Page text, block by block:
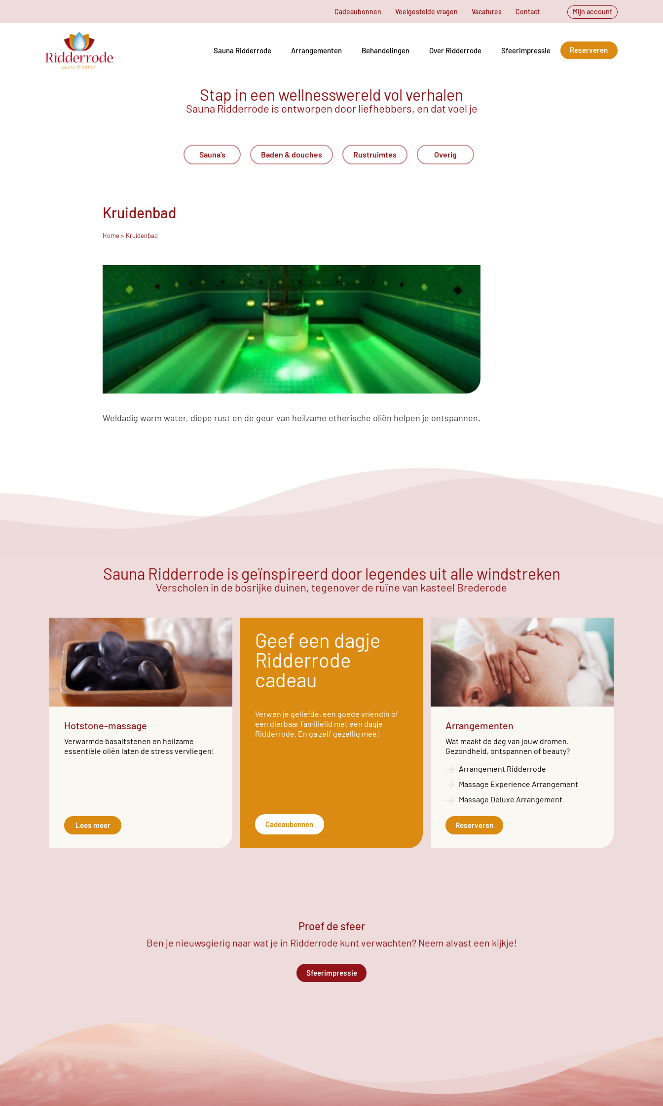
Cadeaubonnen Veelgestelde vragen Vacatures Contact Mijn account
Sauna Ridderrode Arrangementen Behandelingen Over Ridderrode Sfeerimpressie Reserveren
Stap in een wellnesswereld vol verhalen
Sauna Ridderrode is ontworpen door liefhebbers, en dat voel je
Sauna's Baden & douches Rustruimtes Overig
Kruidenbad
Home> Kruidenbad
Weldadig warm water, diepe rust en de geur van heilzame etherische oliën helpen je ontspannen.
Sauna Ridderrode is geïnspireerd door legendes uit alle windstreken
Verscholen in de bosrijke duinen, tegenover de ruïne van kasteel Brederode
Hotstone-massage
Verwarmde basaltstenen en heilzame
essentiële oliën laten de stress vervliegen!
Lees meer
Geef een dagje
Ridderrode
cadeau
Verwen je geliefde, een goede vriendin of
een dierbaar familielid met een dagje
Ridderrode. En ga zelf gezellig mee!
Cadeaubonnen
Arrangementen
Wat maakt de dag van jouw dromen.
Gezondheid, ontspannen of beauty?
Arrangement Ridderrode
Massage Experience Arrangement
Massage Deluxe Arrangement
Reserveren
Proef de sfeer
Ben je nieuwsgierig naar wat je in Ridderrode kunt verwachten? Neem alvast een kijkje!
Sfeerimpressie